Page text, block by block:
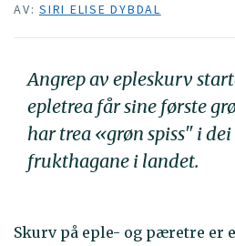
AV: SIRI ELISE DYBDAL
Angrep av epleskurv
epletrea får sine første
har trea «grøn spiss" i
frukthagane i landet.
Skurv på eple- og pæretre er